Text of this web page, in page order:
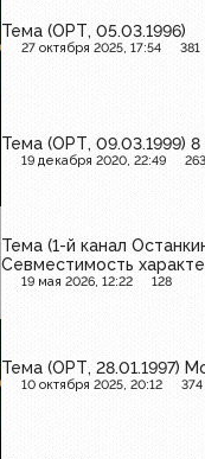
Тема (ОРТ, 05.03.1996)
27 октября 2025, 17:54 381
Тема (ОРТ, 09.03.1999)
19 декабря 2020, 22:49
Тема (1-й канал
Севместимость
19 мая 2026, 12:22 128
Тема (ОРТ, 28.01.1997)
10 октября 2025, 20:12 374